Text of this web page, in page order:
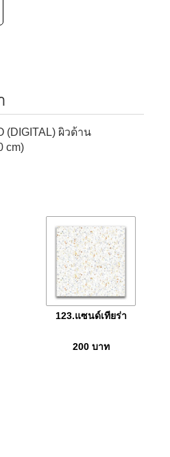
(DIGITAL)ผิวด้าน
cm)
123.แซนด์เทียร่า
200 บาท